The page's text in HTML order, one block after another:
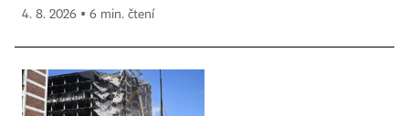
4. 8. 2026 ▪ 6 min. čtení